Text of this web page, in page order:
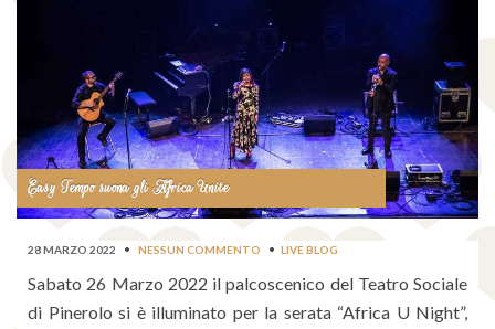
Easy Tempo suona gli Africa Unite
28 MARZO 2022 • NESSUN COMMENTO • LIVE BLOG
Sabato 26 Marzo 2022 il palcoscenico del Teatro Sociale
di Pinerolo si è illuminato per la serata “Africa U Night”,